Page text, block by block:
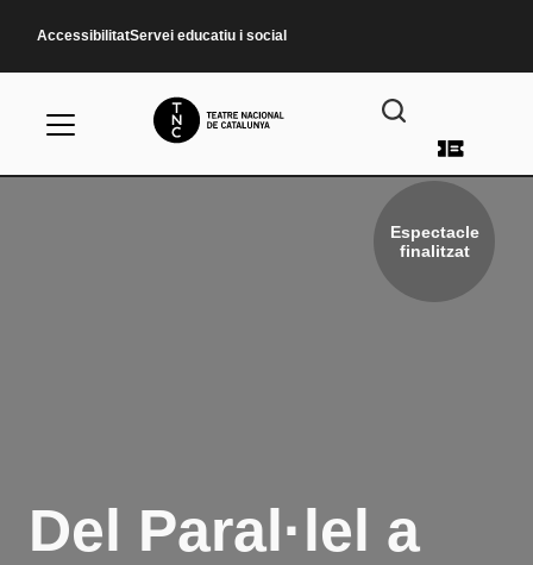
AccessibilitatServei educatiu i social
Menú
Espectacle
finalitzat
Del Paral·lel a